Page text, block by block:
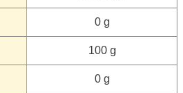
0 g
100 g
0 g